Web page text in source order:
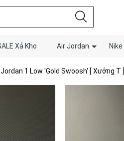
Xả Kho Air Jordan Nike
1 Low 'Gold Swoosh' [ Xưởng T ]